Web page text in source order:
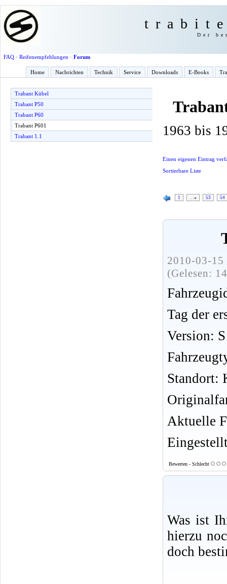
Der
FAQ· Reifenempfehlungen · Forum
Home Nachrichten Technik Service Downloads E-Books
Trabant Kübel
Trabant P50
Trabant P60
Trabant P601
Trabant 1.1
1963 bis
Einen eigenen Eintrag
Sortierbare Liste
1 53 54
2010-03-
(Gelesen:
Tag der
Version:
Standort:
Aktuelle
Bewerten - Schlecht
Was ist
hierzu
doch